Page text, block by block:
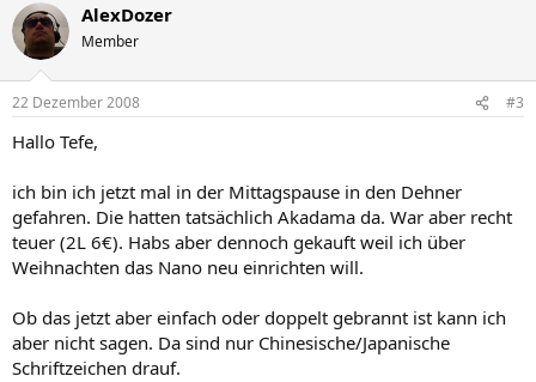
AlexDozer
Member
22 Dezember 2008 #3
Hallo Tefe,
ich bin ich jetzt mal in der Mittagspause in den Dehner
gefahren. Die hatten tatsächlich Akadama da. War aber recht
teuer (2L 6€). Habs aber dennoch gekauft weil ich über
Weihnachten das Nano neu einrichten will.
Ob das jetzt aber einfach oder doppelt gebrannt ist kann ich
aber nicht sagen. Da sind nur Chinesische/Japanische
Schriftzeichen drauf.